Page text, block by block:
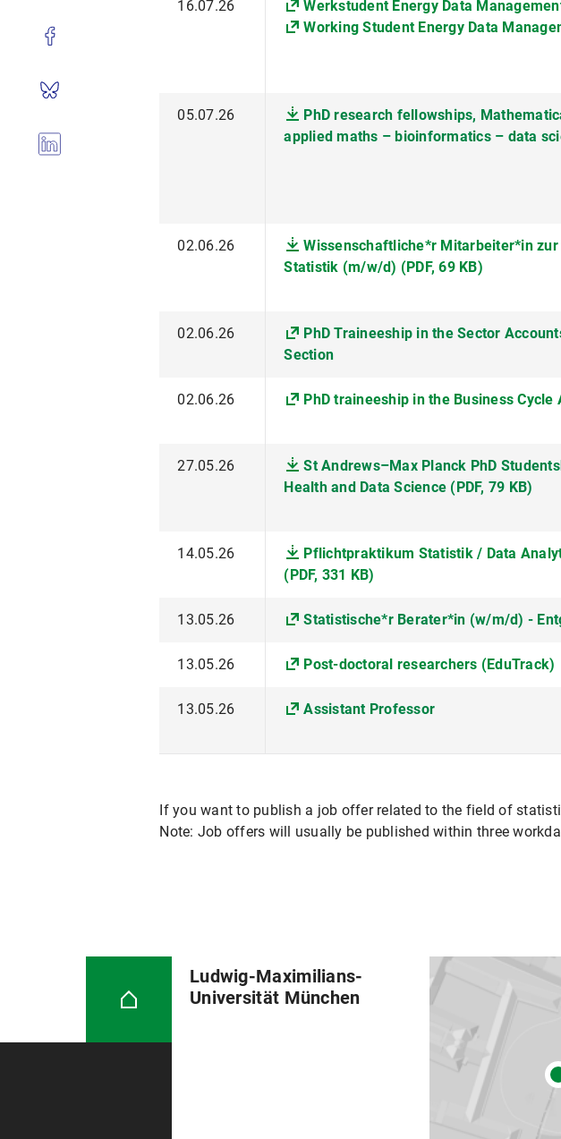
16.07.26
Werkstudent Energy Data
Working Student Energy Data
05.07.26
PhD research fellowships,
applied maths – bioinformatics – data
02.06.26
Wissenschaftliche*r Mitarbeiter*in
Statistik (m/w/d) (PDF, 69 KB)
02.06.26
PhD Traineeship in the Sector
Section
02.06.26 PhD traineeship in the Business Cycle
27.05.26
St Andrews–Max Planck PhD
Health and Data Science (PDF, 79 KB)
14.05.26
Pflichtpraktikum Statistik / Data
(PDF, 331 KB)
13.05.26 Statistische*r Berater*in (w/m/d) -
13.05.26 Post-doctoral researchers (EduTrack)
13.05.26 Assistant Professor
If you want to publish a job offer related to the field of
Note: Job offers will usually be published within three
Ludwig-Maximilians-
Universität München